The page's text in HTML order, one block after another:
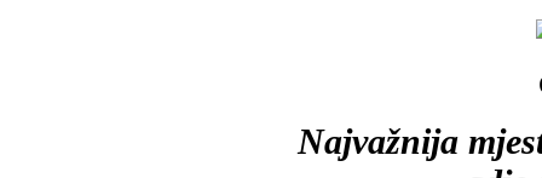
Najvažnija